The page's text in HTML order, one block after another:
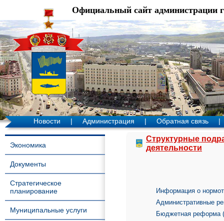
Официальный сайт администрации
Новости | Администрация | Обратная связь |
Экономика
Документы
Стратегическое
планирование
Муниципальные услуги
Структурные
деятельности
Информация о
Административные
Бюджетная реформа